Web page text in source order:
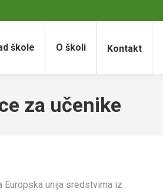
škole O školi Kontakt
za učenike
unija sredstvima iz